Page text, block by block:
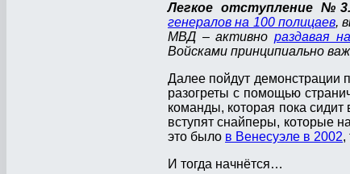
Легкое отступление №3.
генералов на 100 полицаев,
МВД – активно раздавая
Войсками принципиально
Далее пойдут демонстрации
разогреты с помощью
команды, которая пока сидит
вступят снайперы, которые
это было в Венесуэле в 2002,
И тогда начнётся…